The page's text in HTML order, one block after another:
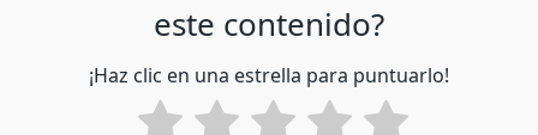
este contenido?
¡Haz clic en una estrella para puntuarlo!